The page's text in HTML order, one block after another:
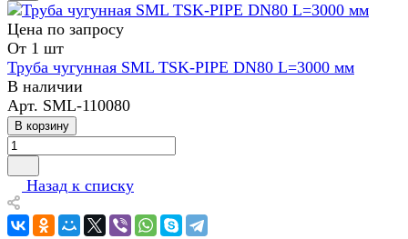
Цена по запросу
От 1 шт
Труба чугунная SML TSK-PIPE DN80 L=3000 мм
В наличии
Арт. SML-110080
В корзину
Назад к списку